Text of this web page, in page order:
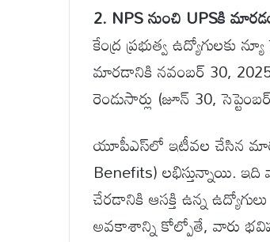
2. NPS నుంచి UPSకి
కేంద్ర ప్రభుత్వ ఉద్యోగులకు
మారడానికి నవంబర్ 30, 2025
రెండుసార్లు (జూన్ 30,
యూపీఎస్‌లో ఇటీవల చేసిన
Benefits) లభిస్తున్నాయి.
చేరడానికి ఆసక్తి ఉన్న
అవకాశాన్ని కోల్పోతే, వారు